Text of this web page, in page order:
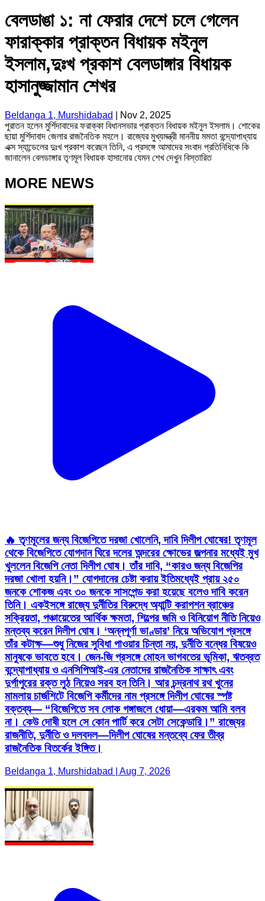
বেলডাঙা ১: না ফেরার দেশে চলে গেলেন
ফারাক্কার প্রাক্তন বিধায়ক মইনুল
ইসলাম,দুঃখ প্রকাশ বেলডাঙ্গার বিধায়ক
হাসানুজ্জামান শেখর
Beldanga 1, Murshidabad
Nov 2, 2025
পুরাতন হলেন মুর্শিদাবাদের ফরাক্কা বিধানসভার প্রাক্তন বিধায়ক মইনুল ইসলাম। শোকের
ছায়া মুর্শিদাবাদ জেলার রাজনৈতিক মহলে। রাজ্যের মুখ্যমন্ত্রী মাননীয় মমতা বন্দ্যোপাধ্যায়
এক্স স্যান্ডেলের দুঃখ প্রকাশ করেছন তিনি, এ প্রসঙ্গে আমাদের সংবাদ প্রতিনিধিকে কি
জানালেন বেলডাঙ্গার তৃণমূল বিধায়ক হাসানোর যেমন শেখ দেখুন বিস্তারিত
MORE NEWS
🔥 তৃণমূলের জন্য বিজেপিতে দরজা খোলেনি, দাবি দিলীপ ঘোষের! তৃণমূল
থেকে বিজেপিতে যোগদান ঘিরে দলের অন্দরের ক্ষোভের জল্পনার মধ্যেই মুখ
খুললেন বিজেপি নেতা দিলীপ ঘোষ। তাঁর দাবি, “কারও জন্য বিজেপির
দরজা খোলা হয়নি।” যোগদানের চেষ্টা করায় ইতিমধ্যেই প্রায় ২৫০
জনকে শোকজ এবং ৩০ জনকে সাসপেন্ড করা হয়েছে বলেও দাবি করেন
তিনি। একইসঙ্গে রাজ্যে দুর্নীতির বিরুদ্ধে অ্যান্টি করাপশন ব্রাঞ্চের
সক্রিয়তা, পঞ্চায়েতের আর্থিক ক্ষমতা, শিল্পের জমি ও বিনিয়োগ নীতি নিয়েও
মন্তব্য করেন দিলীপ ঘোষ। ‘অন্নপূর্ণা ভাণ্ডার’ নিয়ে অভিযোগ প্রসঙ্গে
তাঁর কটাক্ষ—শুধু নিজের সুবিধা পাওয়ার চিন্তা নয়, দুর্নীতি বন্ধের বিষয়েও
মানুষকে ভাবতে হবে। জেন-জি প্রসঙ্গে মোহন ভাগবতের ভূমিকা, ঋতব্রত
বন্দ্যোপাধ্যায় ও এনসিপিআই-এর নেতাদের রাজনৈতিক সাক্ষাৎ এবং
দুর্গাপুরের রক্ত লুঠ নিয়েও সরব হন তিনি। আর চন্দ্রনাথ রথ খুনের
মামলায় চার্জশিটে বিজেপি কর্মীদের নাম প্রসঙ্গে দিলীপ ঘোষের স্পষ্ট
বক্তব্য— “বিজেপিতে সব লোক গঙ্গাজলে ধোয়া—এরকম আমি বলব
না। কেউ দোষী হলে সে কোন পার্টি করে সেটা সেকেন্ডারি।” রাজ্যের
রাজনীতি, দুর্নীতি ও দলবদল—দিলীপ ঘোষের মন্তব্যে ফের তীব্র
রাজনৈতিক বিতর্কের ইঙ্গিত।
Beldanga 1, Murshidabad | Aug 7, 2026